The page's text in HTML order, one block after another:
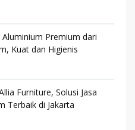
Aluminium Premium dari
Kuat dan Higienis
Furniture, Solusi Jasa
Terbaik di Jakarta